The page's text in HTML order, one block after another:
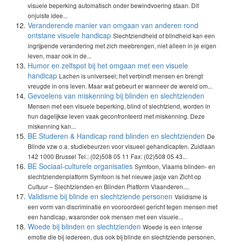
visuele beperking automatisch onder bewindvoering staan. Dit
onjuiste idee...
Veranderende manier van omgaan van anderen rond
ontstane visuele handicap Slechtziendheid of blindheid kan een
ingrijpende verandering met zich meebrengen, niet alleen in je eigen
leven, maar ook in de...
Humor en zelfspot bij het omgaan met een visuele
handicap Lachen is universeel; het verbindt mensen en brengt
vreugde in ons leven. Maar wat gebeurt er wanneer de wereld om...
Gevoelens van miskenning bij blinden en slechtzienden
Mensen met een visuele beperking, blind of slechtziend, worden in
hun dagelijkse leven vaak geconfronteerd met miskenning. Deze
miskenning kan...
BE Studeren & Handicap rond blinden en slechtzienden De
Blinde vzw o.a. studiebeurzen voor visueel gehandicapten. Zuidlaan
142 1000 Brussel Tel.: (02)508 05 11 Fax: (02)508 05 43...
BE Sociaal-culturele organisaties Symfoon, Vlaams blinden- en
slechtziendenplatform Symfoon is het nieuwe jasje van Zicht op
Cultuur – Slechtzienden en Blinden Platform Vlaanderen....
Validisme bij blinde en slechtziende personen Validisme is
een vorm van discriminatie en vooroordeel gericht tegen mensen met
een handicap, waaronder ook mensen met een visuele...
Woede bij blinden en slechtzienden Woede is een intense
emotie die bij iedereen, dus ook bij blinde en slechtziende personen,